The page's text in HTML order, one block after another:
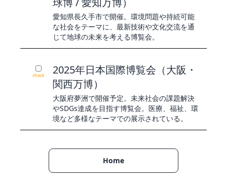
愛知県長久手市で開催。環境問題や持続可能
な社会をテーマに、最新技術や文化交流を通
じて地球の未来を考える博覧会。
check
2025年日本国際博覧会（大阪・
関西万博）
大阪府夢洲で開催予定。未来社会の課題解決
やSDGs達成を目指す博覧会。医療、福祉、環
境など多様なテーマでの展示されている。
Home